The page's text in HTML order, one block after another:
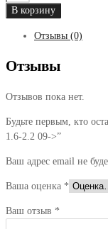
товара
салона
-
1.6-
09-
>
В корзину
Отзывы (0)
Отзывы
Отзывов пока нет.
Будьте первым, кто
1.6-2.2 09->”
Ваш адрес email не
Ваша оценка *
Ваш отзыв *